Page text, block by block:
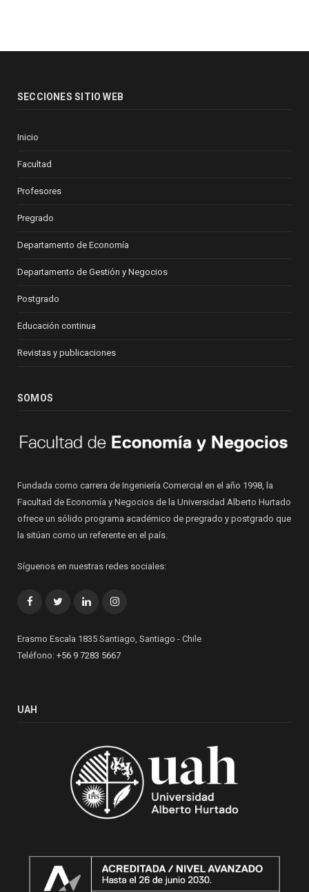
SECCIONES SITIO WEB
Inicio
Facultad
Profesores
Pregrado
Departamento de Economía
Departamento de Gestión y Negocios
Postgrado
Educación continua
Revistas y publicaciones
SOMOS
Fundada como carrera de Ingeniería Comercial en el año 1998, la
Facultad de Economía y Negocios de la Universidad Alberto Hurtado
ofrece un sólido programa académico de pregrado y postgrado que
la sitúan como un referente en el país.
Síguenos en nuestras redes sociales:
FacebookTwitterLinkedInInstagram
Erasmo Escala 1835 Santiago, Santiago - Chile
Teléfono: +56 9 7283 5667
UAH